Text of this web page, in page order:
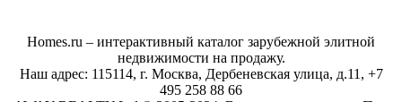
Homes.ru – интерактивный каталог зарубежной элитной
недвижимости на продажу.
Наш адрес: 115114, г. Москва, Дербеневская улица, д.11, +7
495 258 88 66